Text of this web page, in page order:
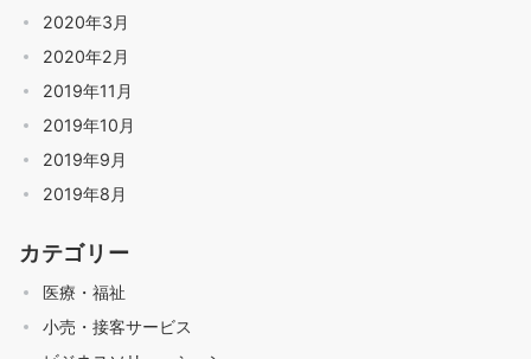
2020年3月
2020年2月
2019年11月
2019年10月
2019年9月
2019年8月
カテゴリー
医療・福祉
小売・接客サービス